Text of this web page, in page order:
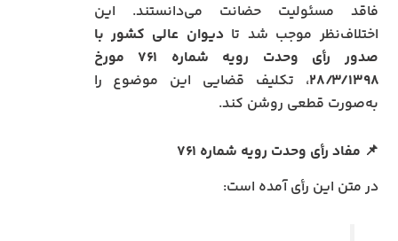
فاقد مسئولیت حضانت می‌دانستند. این
اختلاف‌نظر موجب شد تادیوان عالی کشور با
صدور رأی وحدت رویه شماره ۷۶۱ مورخ
۲۸/۳/۱۳۹۸، تکلیف قضایی این موضوع را
به‌صورت قطعی روشن کند.
📌 مفاد رأی وحدت رویه شماره ۷۶۱
در متن این رأی آمده است: